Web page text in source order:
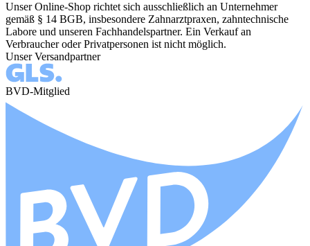
Unser Online-Shop richtet sich ausschließlich an Unternehmer
gemäß § 14 BGB, insbesondere Zahnarztpraxen, zahntechnische
Labore und unseren Fachhandelspartner. Ein Verkauf an
Verbraucher oder Privatpersonen ist nicht möglich.
Unser Versandpartner
BVD-Mitglied